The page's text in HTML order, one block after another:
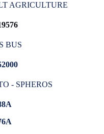
AGRICULTURE
BUS
- SPHEROS